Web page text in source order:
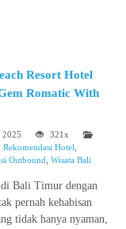
Resort Hotel
Romatic With
2025
321x
Rekomendasi Hotel
Outbound Wisata Bali
Bali Timur dengan
pernah kehabisan
tidak hanya nyaman,